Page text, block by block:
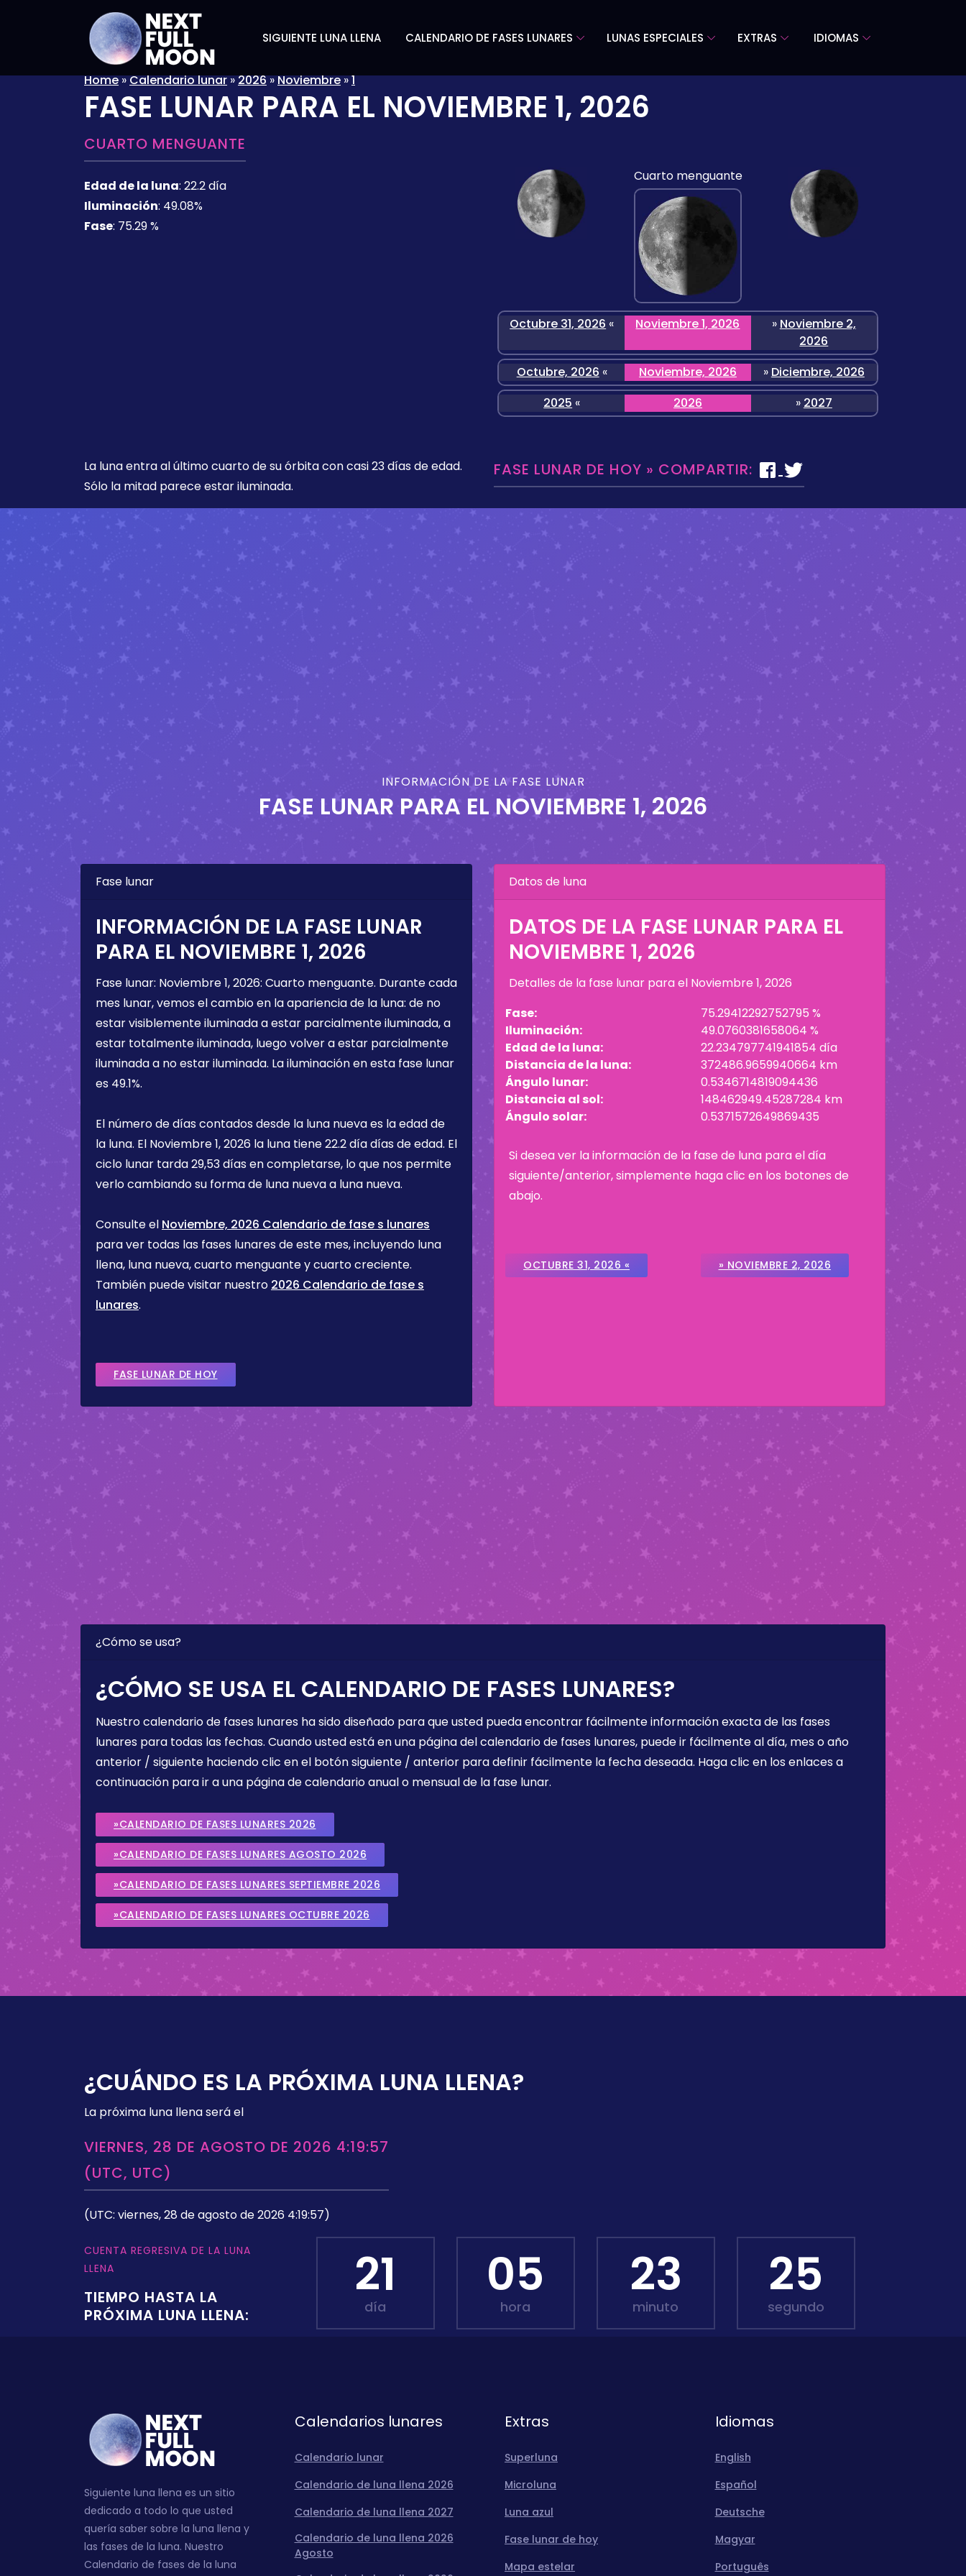
SIGUIENTE LUNA LLENA CALENDARIO DE FASES LUNARES LUNAS ESPECIALES EXTRAS IDIOMAS
Home»Calendario lunar»2026»Noviembre»1
FASE LUNAR PARA EL NOVIEMBRE 1, 2026
CUARTO MENGUANTE
Edad de la luna: 22.2 día
Iluminación: 49.08%
Fase: 75.29 %
Cuarto menguante
Octubre 31, 2026 « Noviembre 1, 2026 » Noviembre 2,
2026
Octubre, 2026 « Noviembre, 2026 » Diciembre, 2026
2025 « 2026 » 2027
La luna entra al último cuarto de su órbita con casi 23 días de edad.
Sólo la mitad parece estar iluminada.
FASE LUNAR DE HOY » COMPARTIR:
INFORMACIÓN DE LA FASE LUNAR
FASE LUNAR PARA ELNOVIEMBRE 1, 2026
Fase lunar
INFORMACIÓN DE LA FASE LUNAR
PARA EL NOVIEMBRE 1, 2026
Fase lunar: Noviembre 1, 2026: Cuarto menguante. Durante cada
mes lunar, vemos el cambio en la apariencia de la luna: de no
estar visiblemente iluminada a estar parcialmente iluminada, a
estar totalmente iluminada, luego volver a estar parcialmente
iluminada a no estar iluminada. La iluminación en esta fase lunar
es 49.1%.
El número de días contados desde la luna nueva es la edad de
la luna. El Noviembre 1, 2026 la luna tiene22.2 díadías de edad. El
ciclo lunar tarda 29,53 días en completarse, lo que nos permite
verlo cambiando su forma de luna nueva a luna nueva.
Consulte el Noviembre, 2026 Calendario de fase s lunares
para ver todas las fases lunares de este mes, incluyendo luna
llena, luna nueva, cuarto menguante y cuarto creciente.
También puede visitar nuestro 2026 Calendario de fase s
lunares.
FASE LUNAR DE HOY
Datos de luna
DATOS DE LA FASE LUNAR PARA EL
NOVIEMBRE 1, 2026
Detalles de la fase lunar para el Noviembre 1, 2026
Fase:
75.29412292752795 %
Iluminación:
49.0760381658064 %
Edad de la luna:
22.234797741941854 día
Distancia de la luna:
372486.9659940664 km
Ángulo lunar:
0.5346714819094436
Distancia al sol:
148462949.45287284 km
Ángulo solar:
0.5371572649869435
Si desea ver la información de la fase de luna para el día
siguiente/anterior, simplemente haga clic en los botones de
abajo.
OCTUBRE 31, 2026 « » NOVIEMBRE 2, 2026
¿Cómo se usa?
¿CÓMO SE USA EL CALENDARIO DE FASES LUNARES?
Nuestro calendario de fases lunares ha sido diseñado para que usted pueda encontrar fácilmente información exacta de las fases
lunares para todas las fechas. Cuando usted está en una página del calendario de fases lunares, puede ir fácilmente al día, mes o año
anterior / siguiente haciendo clic en el botón siguiente / anterior para definir fácilmente la fecha deseada. Haga clic en los enlaces a
continuación para ir a una página de calendario anual o mensual de la fase lunar.
»CALENDARIO DE FASES LUNARES 2026
»CALENDARIO DE FASES LUNARES AGOSTO 2026
»CALENDARIO DE FASES LUNARES SEPTIEMBRE 2026
»CALENDARIO DE FASES LUNARES OCTUBRE 2026
¿CUÁNDO ES LA PRÓXIMA LUNA LLENA?
La próxima luna llena será el
VIERNES, 28 DE AGOSTO DE 2026 4:19:57
(UTC, UTC)
(UTC: viernes, 28 de agosto de 2026 4:19:57)
CUENTA REGRESIVA DE LA LUNA
LLENA
TIEMPO HASTA LA
PRÓXIMA LUNA LLENA:
21
día
05
hora
23
minuto
23
segundo
Siguiente luna llena es un sitio
dedicado a todo lo que usted
quería saber sobre la luna llena y
las fases de la luna. Nuestro
Calendario de fases de la luna
Calendarios lunares
Calendario lunar
Calendario de luna llena 2026
Calendario de luna llena 2027
Calendario de luna llena 2026
Agosto
Extras
Superluna
Microluna
Luna azul
Fase lunar de hoy
Mapa estelar
Idiomas
English
Español
Deutsche
Magyar
Português